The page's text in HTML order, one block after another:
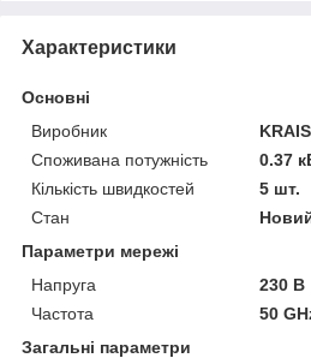
Характеристики
Основні
Виробник
Споживана потужність
0.37
Кількість швидкостей
5 шт.
Стан
Параметри мережі
Напруга
230 В
Частота
50
Загальні параметри